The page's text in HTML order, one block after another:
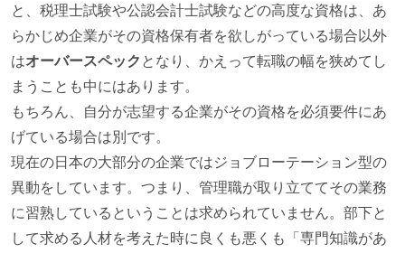
と、税理士試験や公認会計士試験などの高度な資格は、あ
らかじめ企業がその資格保有者を欲しがっている場合以外
はオーバースペック となり、かえって転職の幅を狭めてし
まうことも中にはあります。
もちろん、自分が志望する企業がその資格を必須要件にあ
げている場合は別です。
現在の日本の大部分の企業ではジョブローテーション型の
異動をしています。つまり、管理職が取り立ててその業務
に習熟しているということは求められていません。部下と
して求める人材を考えた時に良くも悪くも「専門知識があ